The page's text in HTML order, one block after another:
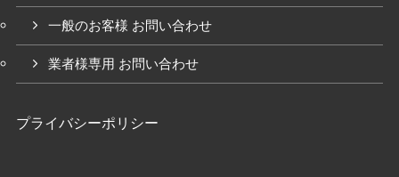
一般のお客様 お問い合わせ
業者様専用 お問い合わせ
プライバシーポリシー